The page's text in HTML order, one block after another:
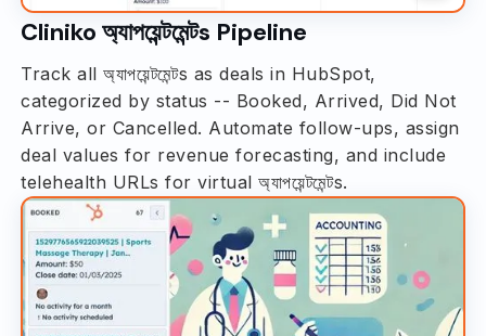
Cliniko অ্যাপয়েন্টমেন্টs Pipeline
Track all অ্যাপয়েন্টমেন্টs as deals in HubSpot,
categorized by status -- Booked, Arrived, Did Not
Arrive, or Cancelled. Automate follow-ups, assign
deal values for revenue forecasting, and include
telehealth URLs for virtual অ্যাপয়েন্টমেন্টs.